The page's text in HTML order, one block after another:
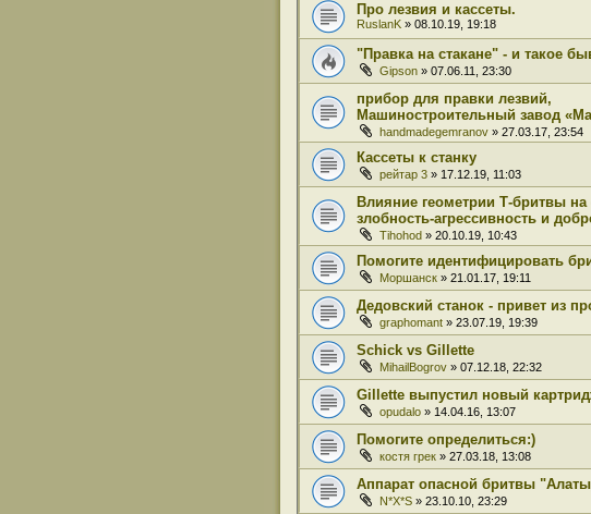
Про лезвия и кассеты.
RuslanK » 08.10.19, 19:18
"Правка на стакане" - и такое
Gipson » 07.06.11, 23:30
прибор для правки лезвий,
Машиностроительный завод
handmadegemranov » 27.03.17, 23:54
Кассеты к станку
рейтар 3 » 17.12.19, 11:03
Влияние геометрии Т-бритвы на
злобность-агрессивность и
Tihohod » 20.10.19, 10:43
Помогите идентифицировать
Моршанск » 21.01.17, 19:11
Дедовский станок - привет из
graphomant » 23.07.19, 19:39
Schick vs Gillette
MihailBogrov » 07.12.18, 22:32
Gillette выпустил новый
opudalo » 14.04.16, 13:07
Помогите определиться:)
костя грек » 27.03.18, 13:08
Аппарат опасной бритвы
N*X*S » 23.10.10, 23:29